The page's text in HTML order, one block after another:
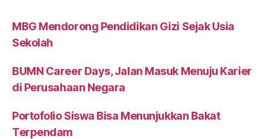
MBG Mendorong Pendidikan Gizi Sejak Usia
Sekolah
BUMN Career Days, Jalan Masuk Menuju Karier
di Perusahaan Negara
Portofolio Siswa Bisa Menunjukkan Bakat
Terpendam